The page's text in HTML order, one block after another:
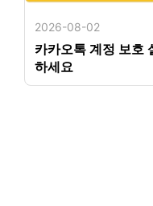
2026-08-02
카카오톡 계정 보호
하세요